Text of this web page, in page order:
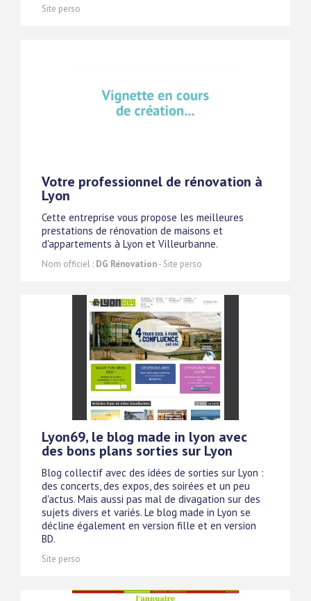
Site perso
Votre professionnel de rénovation à
Lyon
Cette entreprise vous propose les meilleures
prestations de rénovation de maisons et
d'appartements à Lyon et Villeurbanne.
Nom officiel : DG Rénovation- Site perso
Lyon69, le blog made in lyon avec
des bons plans sorties sur Lyon
Blog collectif avec des idées de sorties sur Lyon :
des concerts, des expos, des soirées et un peu
d'actus. Mais aussi pas mal de divagation sur des
sujets divers et variés. Le blog made in Lyon se
décline également en version fille et en version
BD.
Site perso